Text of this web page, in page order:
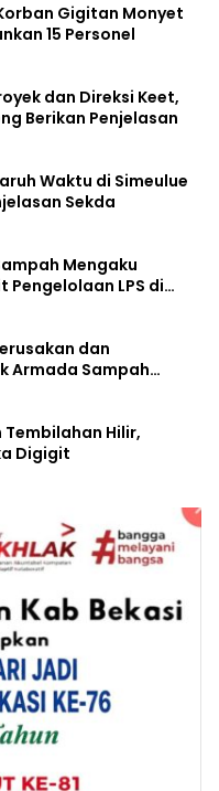
Gigitan Monyet
15 Personel
dan Direksi Keet,
Berikan Penjelasan
Waktu di Simeulue
Sekda
Mengaku
Pengelolaan LPS di
dan
Armada Sampah
Tembilahan Hilir,
Digigit